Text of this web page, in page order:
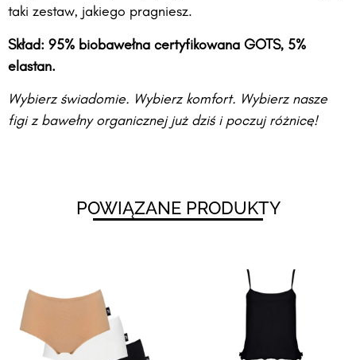
taki zestaw, jakiego pragniesz.
Skład: 95% biobawełna certyfikowana GOTS, 5%
elastan.
Wybierz świadomie. Wybierz komfort. Wybierz nasze
figi z bawełny organicznej już dziś i poczuj różnicę!
POWIĄZANE PRODUKTY